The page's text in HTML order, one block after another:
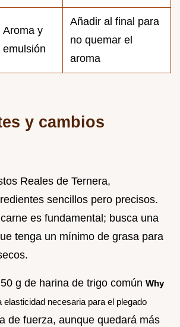
Aroma y
emulsión
Añadir al final para
no quemar el
aroma
y cambios
Reales de Ternera,
sencillos pero precisos.
es fundamental; busca una
tenga un mínimo de grasa para
g de harina de trigo común Why
elasticidad necesaria para el plegado
de fuerza, aunque quedará más